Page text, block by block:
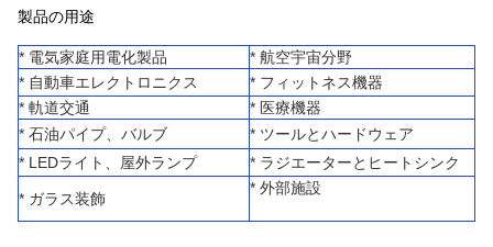
製品の用途
* 電気家庭用電化製品
* 航空宇宙分野
* 自動車エレクトロニクス
* フィットネス機器
* 軌道交通
* 医療機器
* 石油パイプ、バルブ
* ツールとハードウェア
* LEDライト、屋外ランプ
* ラジエーターとヒートシンク
* ガラス装飾
* 外部施設